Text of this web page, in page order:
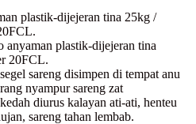
plastik-dijejeran tina 25kg /
anyaman plastik-dijejeran tina
20FCL.
sareng disimpen di tempat anu
nyampur sareng zat
diurus kalayan ati-ati, henteu
sareng tahan lembab.